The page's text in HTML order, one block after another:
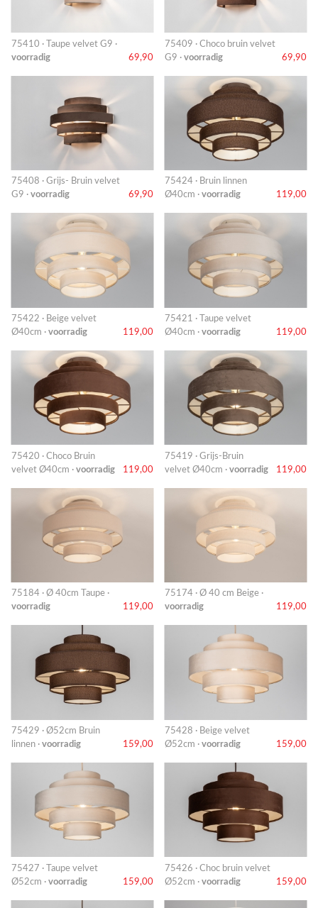
75410 · Taupe velvet G9 ·
voorradig
69,90
75409 · Choco bruin velvet
G9 · voorradig 69,90
75408 · Grijs- Bruin velvet
G9 · voorradig 69,90
75424 · Bruin linnen
Ø40cm · voorradig 119,00
75422 · Beige velvet
Ø40cm · voorradig 119,00
75421 · Taupe velvet
Ø40cm · voorradig 119,00
75420 · Choco Bruin
velvet Ø40cm · voorradig 119,00
75419 · Grijs-Bruin
velvet Ø40cm · voorradig 119,00
75184 · Ø 40cm Taupe ·
voorradig
119,00
75174 · Ø 40 cm Beige ·
voorradig
119,00
75429 · Ø52cm Bruin
linnen · voorradig 159,00
75428 · Beige velvet
Ø52cm · voorradig 159,00
75427 · Taupe velvet
Ø52cm · voorradig 159,00
75426 · Choc bruin velvet
Ø52cm · voorradig 159,00